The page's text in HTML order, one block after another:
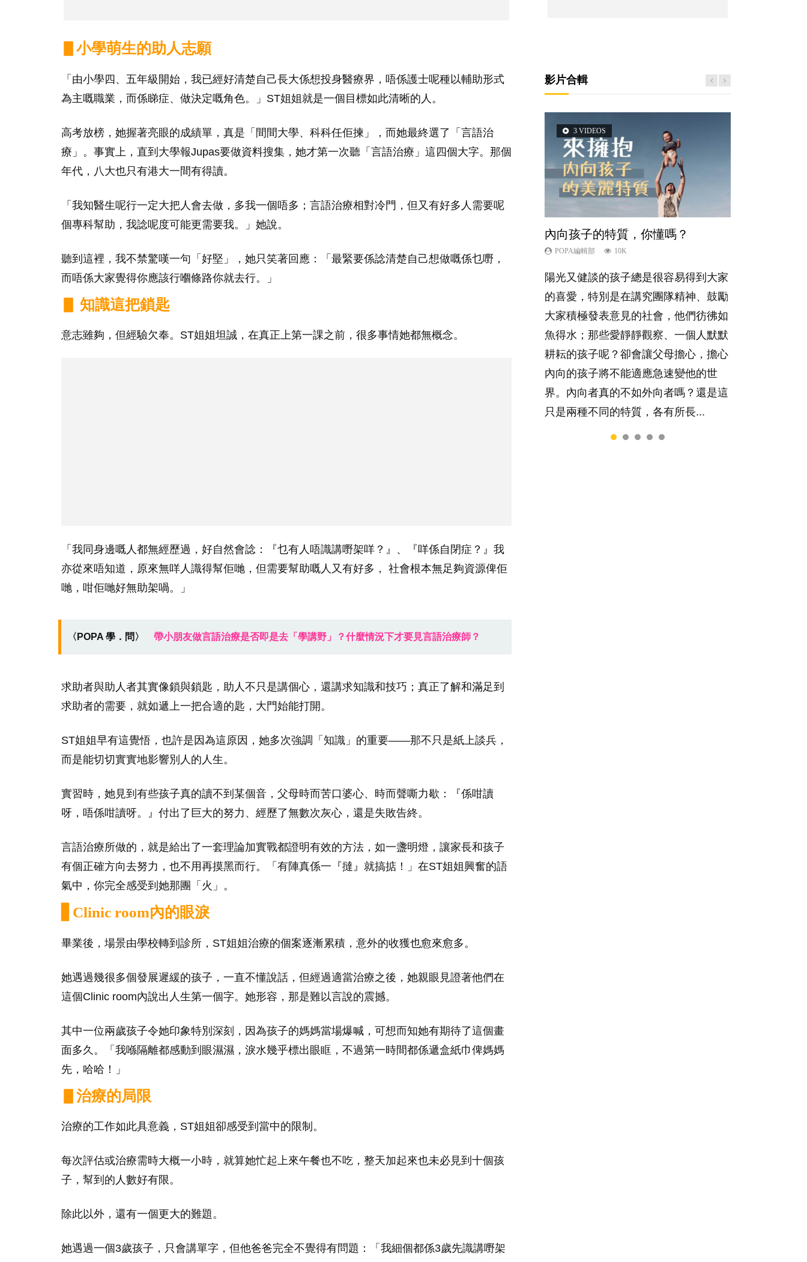
▋小學萌生的助人志願
「由小學四、五年級開始，我已經好清楚自己長大係想投身醫療界，唔係護士呢種以輔助形式
為主嘅職業，而係睇症、做決定嘅角色。」ST姐姐就是一個目標如此清晰的人。
高考放榜，她握著亮眼的成績單，真是「間間大學、科科任佢揀」，而她最終選了「言語治
療」。事實上，直到大學報Jupas要做資料搜集，她才第一次聽「言語治療」這四個大字。那個
年代，八大也只有港大一間有得讀。
「我知醫生呢行一定大把人會去做，多我一個唔多；言語治療相對冷門，但又有好多人需要呢
個專科幫助，我諗呢度可能更需要我。」她說。
聽到這裡，我不禁驚嘆一句「好堅」，她只笑著回應：「最緊要係諗清楚自己想做嘅係乜嘢，
而唔係大家覺得你應該行嗰條路你就去行。」
▋ 知識這把鎖匙
意志雖夠，但經驗欠奉。ST姐姐坦誠，在真正上第一課之前，很多事情她都無概念。
「我同身邊嘅人都無經歷過，好自然會諗：『乜有人唔識講嘢架咩？』、『咩係自閉症？』我
亦從來唔知道，原來無咩人識得幫佢哋，但需要幫助嘅人又有好多， 社會根本無足夠資源俾佢
哋，咁佢哋好無助架喎。」
〈POPA 學．問〉 帶小朋友做言語治療是否即是去「學講野」？什麼情況下才要見言語治療師？
求助者與助人者其實像鎖與鎖匙，助人不只是講個心，還講求知識和技巧；真正了解和滿足到
求助者的需要，就如遞上一把合適的匙，大門始能打開。
ST姐姐早有這覺悟，也許是因為這原因，她多次強調「知識」的重要——那不只是紙上談兵，
而是能切切實實地影響別人的人生。
實習時，她見到有些孩子真的讀不到某個音，父母時而苦口婆心、時而聲嘶力歇：『係咁讀
呀，唔係咁讀呀。』付出了巨大的努力、經歷了無數次灰心，還是失敗告終。
言語治療所做的，就是給出了一套理論加實戰都證明有效的方法，如一盞明燈，讓家長和孩子
有個正確方向去努力，也不用再摸黑而行。「有陣真係一『撻』就搞掂！」在ST姐姐興奮的語
氣中，你完全感受到她那團「火」。
▋Clinic room內的眼淚
畢業後，場景由學校轉到診所，ST姐姐治療的個案逐漸累積，意外的收獲也愈來愈多。
她遇過幾很多個發展遲緩的孩子，一直不懂說話，但經過適當治療之後，她親眼見證著他們在
這個Clinic room內說出人生第一個字。她形容，那是難以言說的震撼。
其中一位兩歲孩子令她印象特別深刻，因為孩子的媽媽當場爆喊，可想而知她有期待了這個畫
面多久。「我喺隔離都感動到眼濕濕，淚水幾乎標出眼眶，不過第一時間都係遞盒紙巾俾媽媽
先，哈哈！」
▋治療的局限
治療的工作如此具意義，ST姐姐卻感受到當中的限制。
每次評估或治療需時大概一小時，就算她忙起上來午餐也不吃，整天加起來也未必見到十個孩
子，幫到的人數好有限。
除此以外，還有一個更大的難題。
她遇過一個3歲孩子，只會講單字，但他爸爸完全不覺得有問題：「我細個都係3歲先識講嘢架
影片合輯
3 VIDEOS
內向孩子的特質，你懂嗎？
POPA編輯部 10K
陽光又健談的孩子總是很容易得到大家
的喜愛，特別是在講究團隊精神、鼓勵
大家積極發表意見的社會，他們彷彿如
魚得水；那些愛靜靜觀察、一個人默默
耕耘的孩子呢？卻會讓父母擔心，擔心
內向的孩子將不能適應急速變他的世
界。內向者真的不如外向者嗎？還是這
只是兩種不同的特質，各有所長...
5 VIDEOS
夫妻必看！經營婚姻，沒捷徑
POPA編輯部 22.9K
你是不是也曾經以為只要跟相愛的人結
婚，就自然能走到白頭，但生了孩子卻
發現事情不如你所料？ 經營婚姻，不
如我們想像的簡單，卻也不是大家說得
那麼難。一起來認識婚姻的真相！...
2 VIDEOS
想孩子學好外語，點做好？
POPA編輯部 9.9K
有人話學多種語言越早開始越好，有人
卻說一時間太多語言，會令孩子感到混
淆，到底誰是誰非？聽聽專家怎樣說，
解開語言學習的迷思～...
6 VIDEOS
孩子能力天注定？
POPA編輯部 7.9K
很多父母都希望孩子係個「叻仔叻
女」，學業別太差，日常自理井井有
條。這樣的孩子是萬中無一，還是魚與
熊掌，不能兼得？...
6 VIDEOS
愛孩子也別忘了愛自己，父母如何
關顧自己的身心靈？
照顧孩子衣食住行、陪同兒女應對功課
測驗，還要陪玩製造親子時間，尚要處
理家中雜項要務……當父母的，有千百
個任務要做。可惜，有一樣重要至極
的，總被遺漏——關注自己的情緒和心
理健康。...